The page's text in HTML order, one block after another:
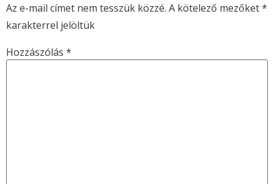
Az e-mail címet nem tesszük közzé. A kötelező mezőket*
karakterrel jelöltük
Hozzászólás *